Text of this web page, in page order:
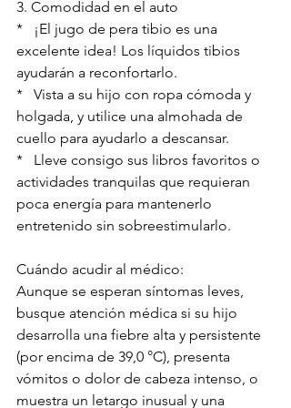
3. Comodidad en el auto
*   ¡El jugo de pera tibio es una
excelente idea! Los líquidos tibios
ayudarán a reconfortarlo.
*   Vista a su hijo con ropa cómoda y
holgada, y utilice una almohada de
cuello para ayudarlo a descansar.
*   Lleve consigo sus libros favoritos o
actividades tranquilas que requieran
poca energía para mantenerlo
entretenido sin sobreestimularlo.
Cuándo acudir al médico:
Aunque se esperan síntomas leves,
busque atención médica si su hijo
desarrolla una fiebre alta y persistente
(por encima de 39,0 °C), presenta
vómitos o dolor de cabeza intenso, o
muestra un letargo inusual y una